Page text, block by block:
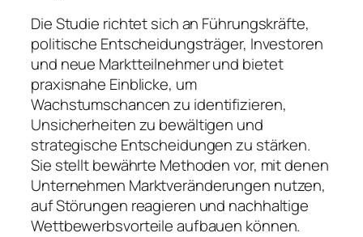
Die Studie richtet sich an Führungskräfte,
politische Entscheidungsträger, Investoren
und neue Marktteilnehmer und bietet
praxisnahe Einblicke, um
Wachstumschancen zu identifizieren,
Unsicherheiten zu bewältigen und
strategische Entscheidungen zu stärken.
Sie stellt bewährte Methoden vor, mit denen
Unternehmen Marktveränderungen nutzen,
auf Störungen reagieren und nachhaltige
Wettbewerbsvorteile aufbauen können.